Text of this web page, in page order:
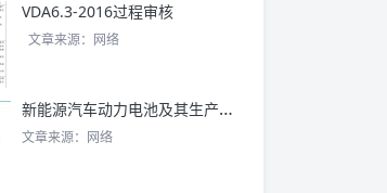
VDA6.3-2016过程审核
文章来源：网络
新能源汽车动力电池及其生产工艺简介
文章来源：网络